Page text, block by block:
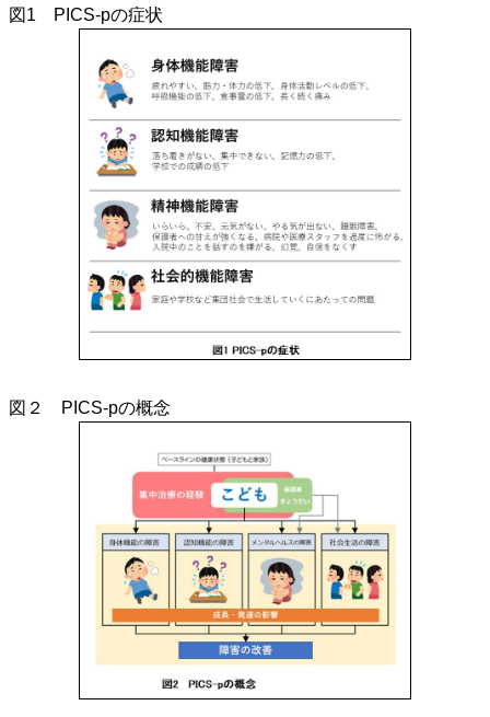
図1 PICS-pの症状
図２ PICS-pの概念